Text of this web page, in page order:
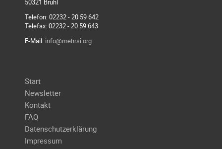
50321 Brühl
Telefon: 02232 - 20 59 642
Telefax: 02232 - 20 59 643
E-Mail: info@mehrsi.org
Navigation
überspringen
Start
Newsletter
Kontakt
FAQ
Datenschutzerklärung
Impressum